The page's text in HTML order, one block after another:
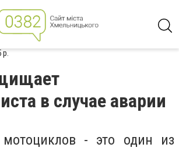
р.
в случае аварии
- это один из